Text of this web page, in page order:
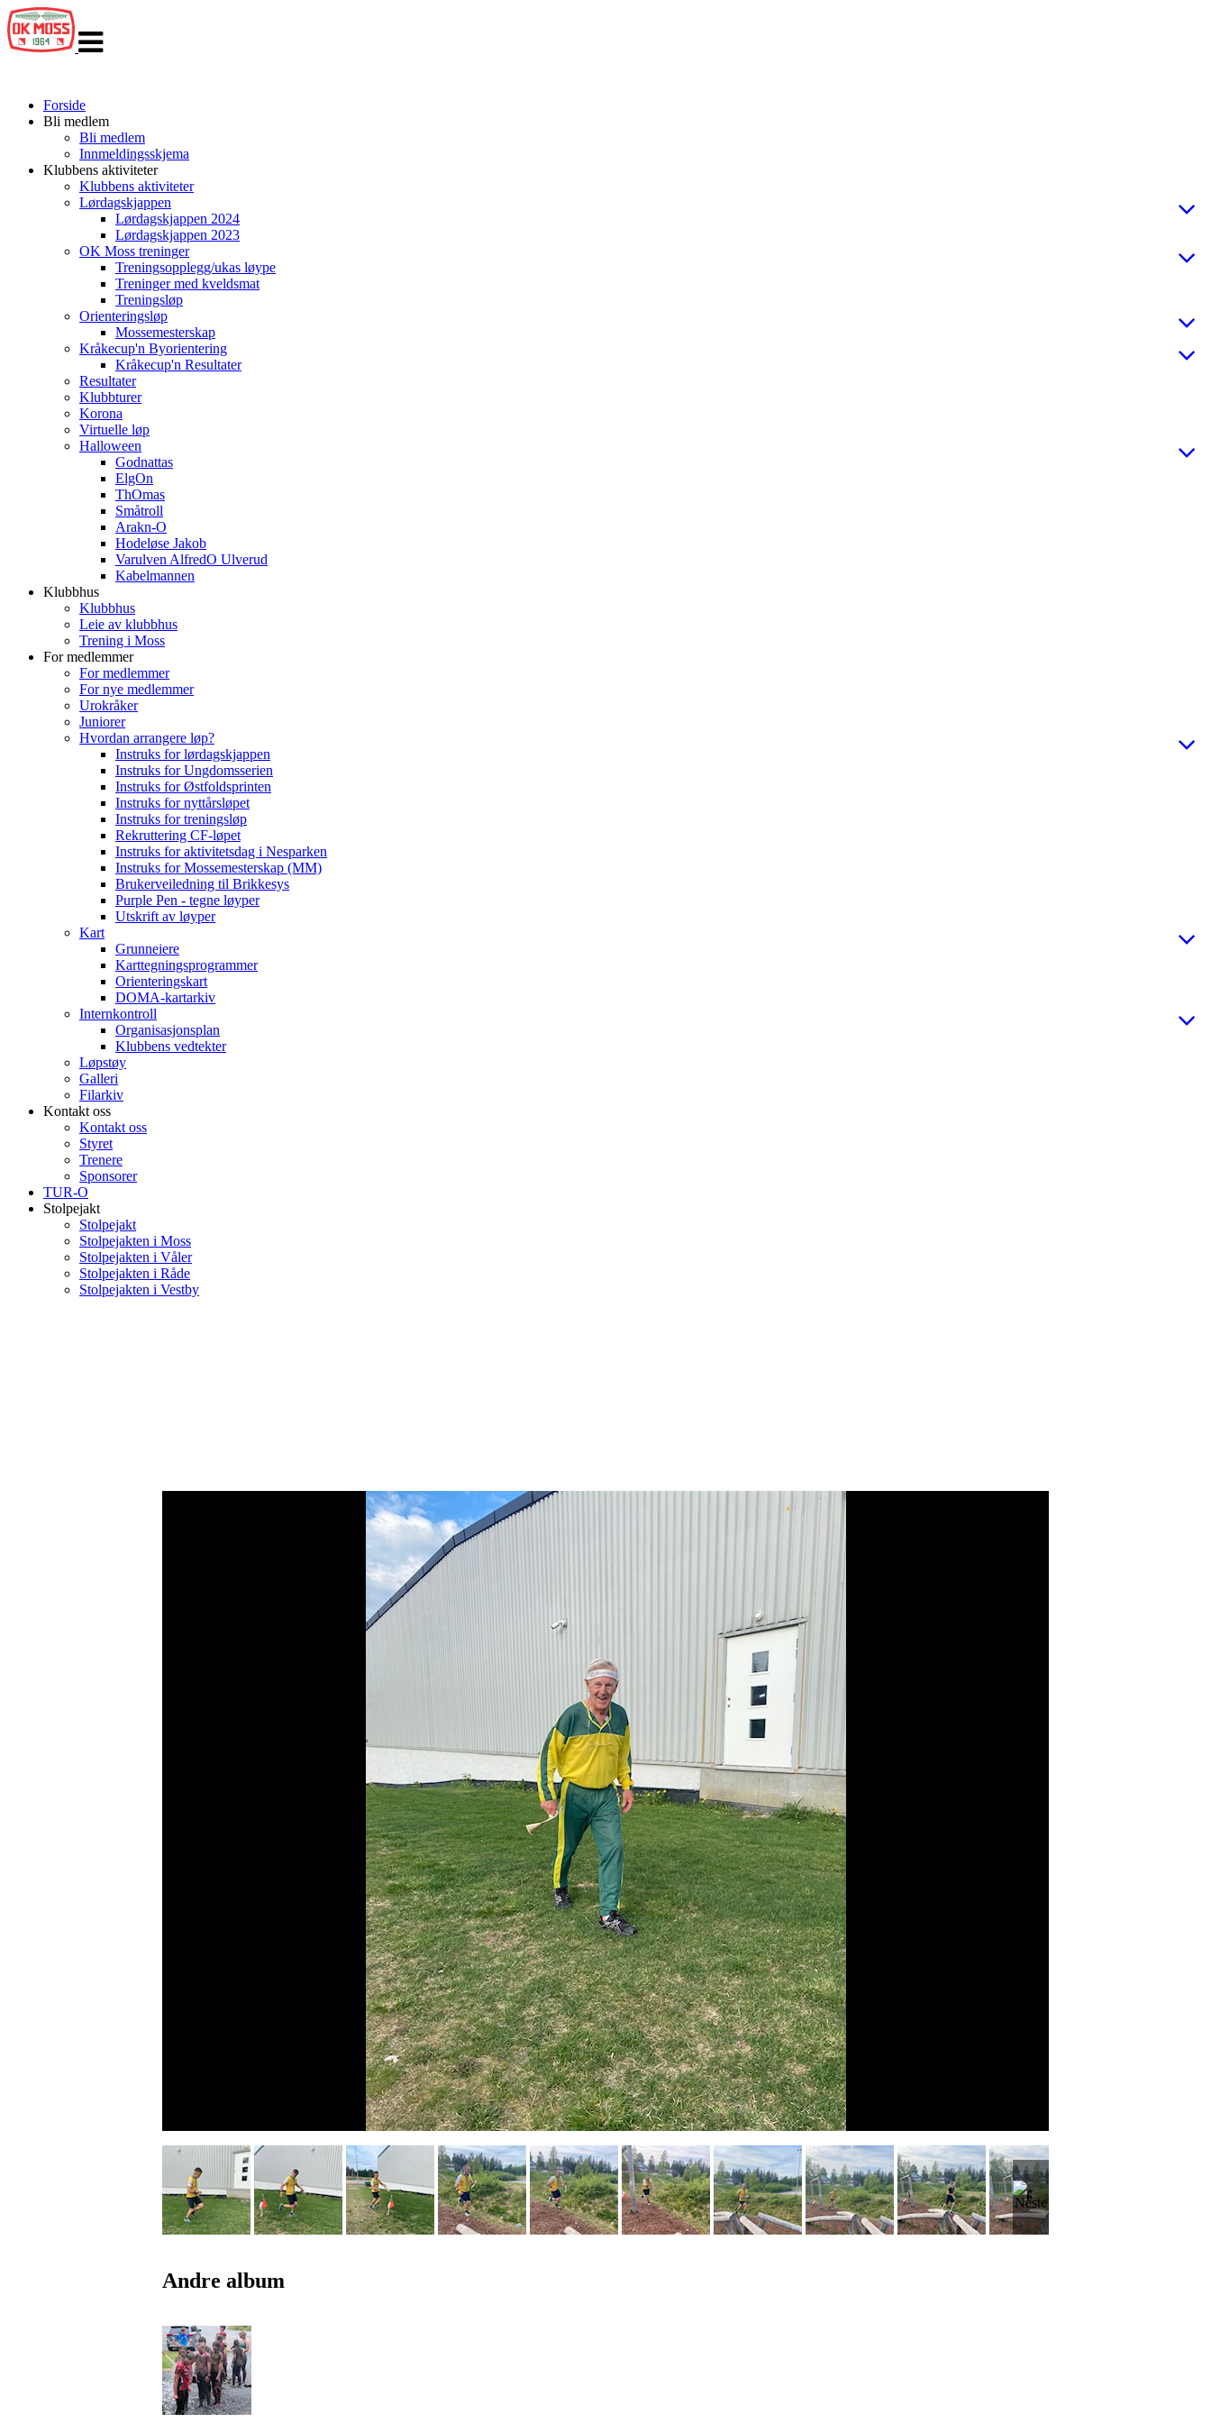
navigasjon
Forside
Bli medlem
Bli medlem
Innmeldingsskjema
Klubbens aktiviteter
Klubbens aktiviteter
Lørdagskjappen
Lørdagskjappen 2024
Lørdagskjappen 2023
OK Moss treninger
Treningsopplegg/ukas løype
Treninger med kveldsmat
Treningsløp
Orienteringsløp
Mossemesterskap
Kråkecup'n Byorientering
Kråkecup'n Resultater
Resultater
Klubbturer
Korona
Virtuelle løp
Halloween
Godnattas
ElgOn
ThOmas
Småtroll
Arakn-O
Hodeløse Jakob
Varulven AlfredO Ulverud
Kabelmannen
Klubbhus
Klubbhus
Leie av klubbhus
Trening i Moss
For medlemmer
For medlemmer
For nye medlemmer
Urokråker
Juniorer
Hvordan arrangere løp?
Instruks for lørdagskjappen
Instruks for Ungdomsserien
Instruks for Østfoldsprinten
Instruks for nyttårsløpet
Instruks for treningsløp
Rekruttering CF-løpet
Instruks for aktivitetsdag i Nesparken
Instruks for Mossemesterskap (MM)
Brukerveiledning til Brikkesys
Purple Pen - tegne løyper
Utskrift av løyper
Kart
Grunneiere
Karttegningsprogrammer
Orienteringskart
DOMA-kartarkiv
Internkontroll
Organisasjonsplan
Klubbens vedtekter
Løpstøy
Galleri
Filarkiv
Kontakt oss
Kontakt oss
Styret
Trenere
Sponsorer
TUR-O
Stolpejakt
Stolpejakt
Stolpejakten i Moss
Stolpejakten i Våler
Stolpejakten i Råde
Stolpejakten i Vestby
Andre album